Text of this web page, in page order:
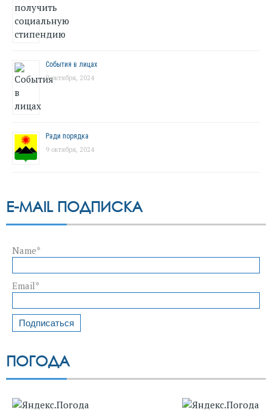
События в лицах
9 октября, 2024
Ради порядка
9 октября, 2024
E-MAIL ПОДПИСКА
Name*
Email*
ПОГОДА